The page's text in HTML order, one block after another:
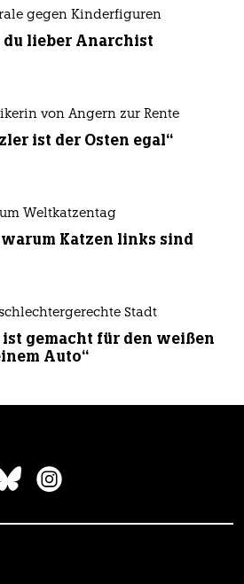
gegen Kinderfiguren
du lieber Anarchist
von Angern zur Rente
ist der Osten egal“
Weltkatzentag
warum Katzen links sind
Stadt
ist gemacht für den weißen
Auto“